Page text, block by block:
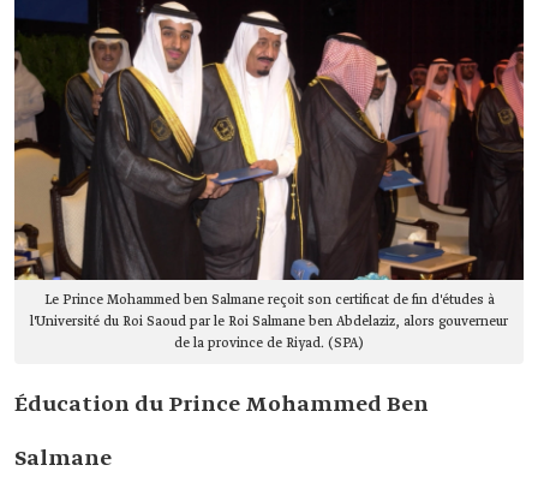
Le Prince Mohammed ben Salmane reçoit son certificat de fin d'études à
l'Université du Roi Saoud par le Roi Salmane ben Abdelaziz, alors gouverneur
de la province de Riyad. (SPA)
Éducation du Prince Mohammed Ben
Salmane